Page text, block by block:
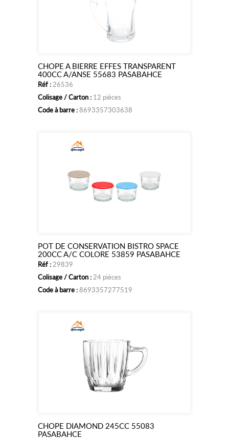
Ajouter
panier
CHOPE A BIERRE EFFES TRANSPARENT
400CC A/ANSE 55683 PASABAHCE
Réf : 26536
Colisage / Carton : 12 pièces
Code à barre :8693357303638
Ajouter
panier
POT DE CONSERVATION BISTRO SPACE
200CC A/C COLORE 53859 PASABAHCE
Réf : 29839
Colisage / Carton : 24 pièces
Code à barre :8693357277519
Ajouter
CHOPE DIAMOND 245CC 55083
PASABAHCE